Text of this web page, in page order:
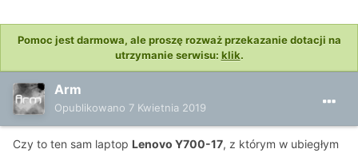
Pomoc jest darmowa, ale proszę rozważ przekazanie dotacji na
utrzymanie serwisu: klik.
Arm
Opublikowano 7 Kwietnia 2019
Czy to ten sam laptop Lenovo Y700-17, z którym w ubiegłym